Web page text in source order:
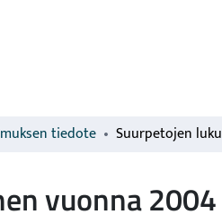
tiedote
vuonna 2004